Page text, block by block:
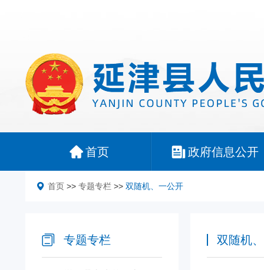
首页 政府信息公开
首页 >> 专题专栏 >> 双随机、一公开
专题专栏 双随机